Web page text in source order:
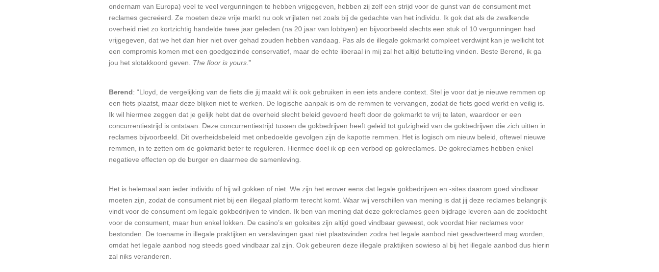
ondernam van Europa) veel te veel vergunningen te hebben vrijgegeven, hebben zij zelf een strijd voor de gunst van de consument met
reclames gecreëerd. Ze moeten deze vrije markt nu ook vrijlaten net zoals bij de gedachte van het individu. Ik gok dat als de zwalkende
overheid niet zo kortzichtig handelde twee jaar geleden (na 20 jaar van lobbyen) en bijvoorbeeld slechts een stuk of 10 vergunningen had
vrijgegeven, dat we het dan hier niet over gehad zouden hebben vandaag. Pas als de illegale gokmarkt compleet verdwijnt kan je wellicht tot
een compromis komen met een goedgezinde conservatief, maar de echte liberaal in mij zal het altijd betutteling vinden. Beste Berend, ik ga
jou het slotakkoord geven. The floor is yours.”
Berend: “Lloyd, de vergelijking van de fiets die jij maakt wil ik ook gebruiken in een iets andere context. Stel je voor dat je nieuwe remmen op
een fiets plaatst, maar deze blijken niet te werken. De logische aanpak is om de remmen te vervangen, zodat de fiets goed werkt en veilig is.
Ik wil hiermee zeggen dat je gelijk hebt dat de overheid slecht beleid gevoerd heeft door de gokmarkt te vrij te laten, waardoor er een
concurrentiestrijd is ontstaan. Deze concurrentiestrijd tussen de gokbedrijven heeft geleid tot gulzigheid van de gokbedrijven die zich uitten in
reclames bijvoorbeeld. Dit overheidsbeleid met onbedoelde gevolgen zijn de kapotte remmen. Het is logisch om nieuw beleid, oftewel nieuwe
remmen, in te zetten om de gokmarkt beter te reguleren. Hiermee doel ik op een verbod op gokreclames. De gokreclames hebben enkel
negatieve effecten op de burger en daarmee de samenleving.
Het is helemaal aan ieder individu of hij wil gokken of niet. We zijn het erover eens dat legale gokbedrijven en -sites daarom goed vindbaar
moeten zijn, zodat de consument niet bij een illegaal platform terecht komt. Waar wij verschillen van mening is dat jij deze reclames belangrijk
vindt voor de consument om legale gokbedrijven te vinden. Ik ben van mening dat deze gokreclames geen bijdrage leveren aan de zoektocht
voor de consument, maar hun enkel lokken. De casino’s en goksites zijn altijd goed vindbaar geweest, ook voordat hier reclames voor
bestonden. De toename in illegale praktijken en verslavingen gaat niet plaatsvinden zodra het legale aanbod niet geadverteerd mag worden,
omdat het legale aanbod nog steeds goed vindbaar zal zijn. Ook gebeuren deze illegale praktijken sowieso al bij het illegale aanbod dus hierin
zal niks veranderen.